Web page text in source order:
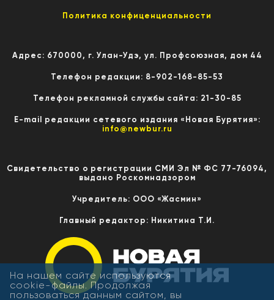
Политика конфиценциальности
Адрес: 670000, г. Улан-Удэ, ул. Профсоюзная, дом 44
Телефон редакции: 8-902-168-85-53
Телефон рекламной службы сайта: 21-30-85
E-mail редакции сетевого издания «Новая Бурятия»:
info@newbur.ru
Свидетельство о регистрации СМИ Эл № ФС 77-76094,
выдано Роскомнадзором
Учредитель: ООО «Жасмин»
Главный редактор: Никитина Т.И.
На нашем сайте используются
cookie-файлы. Продолжая
пользоваться данным сайтом, вы